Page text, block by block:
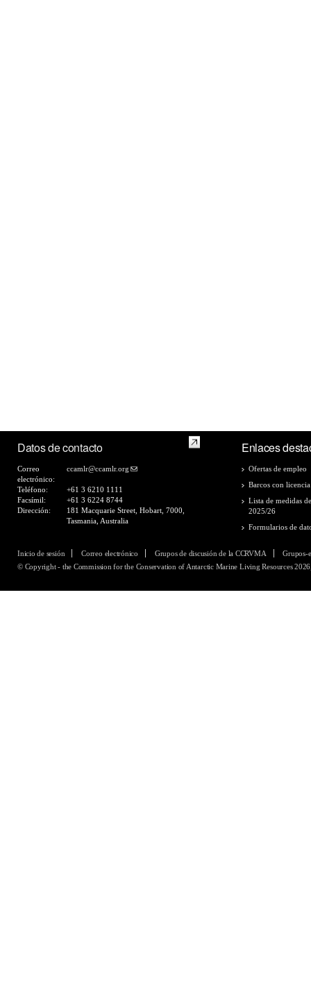
Datos de contacto
Correo
electrónico:
ccamlr@ccamlr.org
Teléfono:
+61 3 6210 1111
Facsímil:
+61 3 6224 8744
Dirección:
181 Macquarie Street, Hobart, 7000,
Tasmania, Australia
Enlaces
Ofertas de empleo
Barcos con
Lista de medidas
2025/26
Formularios de
Inicio de sesión Correo electrónico Grupos de discusión de la CCRVMA
Grupos-
© Copyright - the Commission for the Conservation of Antarctic Marine Living Resources